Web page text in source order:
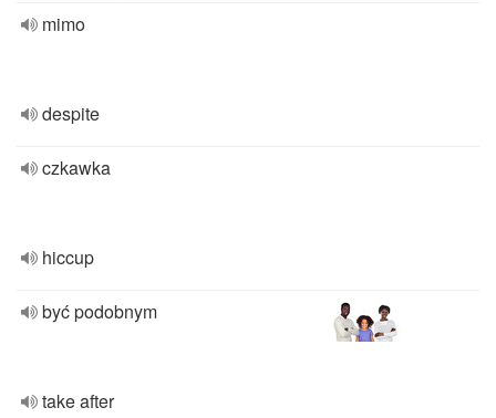
mimo
despite
czkawka
hiccup
być podobnym
take after